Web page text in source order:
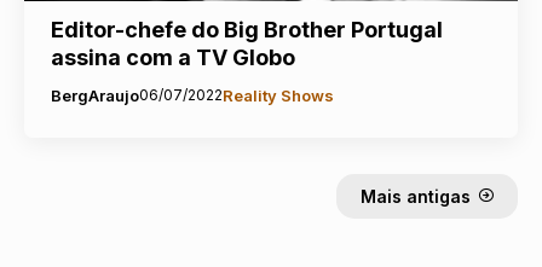
Editor-chefe do Big Brother Portugal
assina com a TV Globo
BergAraujo06/07/2022Reality Shows
Mais antigas